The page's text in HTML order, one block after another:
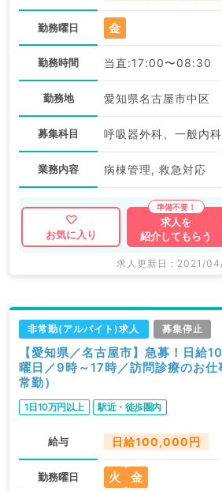
勤務曜日 金
勤務時間 当直:17:00〜08:30
勤務地 愛知県名古屋市中区
募集科目
業務内容 病棟管理, 救急対応
お気に入り
求人を
紹介してもらう
求人更新日 : 2021/
非常勤(アルバイト)求人 募集停止
【愛知県／名古屋市】急募！日給
曜日／9時～17時／訪問診療のお
常勤）
1日10万円以上 駅近・徒歩圏内
給与 日給100,000円
勤務曜日 火 金